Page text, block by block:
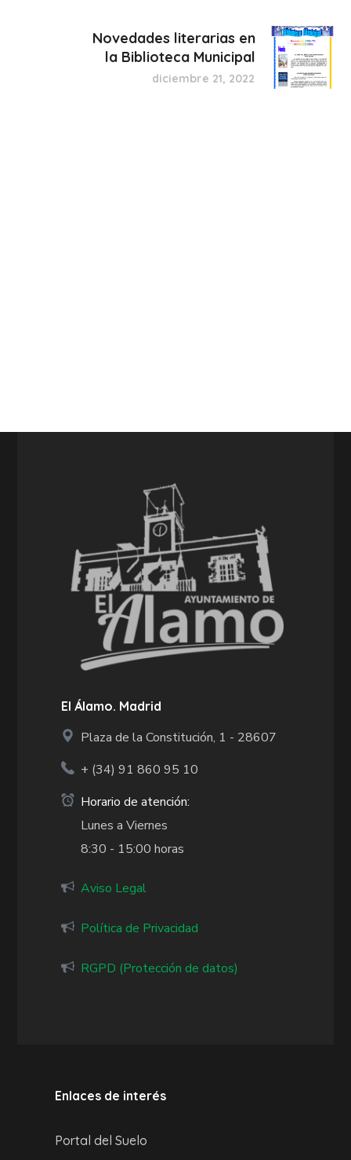
Novedades literarias en
la Biblioteca Municipal
diciembre 21, 2022
El Álamo. Madrid
Plaza de la Constitución, 1 - 28607
+ (34)91 860 95 10
Horario de atención:
Lunes a Viernes
8:30 - 15:00 horas
Aviso Legal
Política de Privacidad
RGPD (Protección de datos)
Enlaces de interés
Portal del Suelo